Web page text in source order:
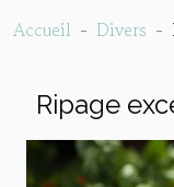
Accueil Divers
Ripage